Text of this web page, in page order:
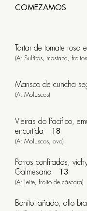
Ameas,
SANTIAGO
DE
+34
558
592
Comidas:
COMEZAMOS
Tartar de tomate rosa
(A: Sulfitos, mostaza,
Marisco de cuncha
(A: Moluscos)
Vieiras do Pacífico,
encurtida
18
(A: Moluscos, ovo)
Porros confitados,
Galmesano
13
(A: Leite, froito de cáscara)
Bonito lañado, allo